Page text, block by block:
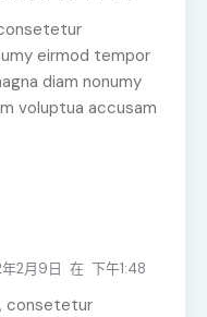
eirmod tempor
diam nonumy
voluptua accusam
2月9日 在 下午1:48
consetetur